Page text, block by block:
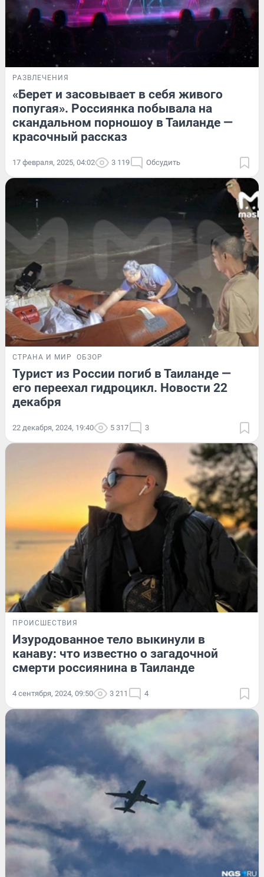
РАЗВЛЕЧЕНИЯ
«Берет и засовывает в себя живого
попугая». Россиянка побывала на
скандальном порношоу в Таиланде —
красочный рассказ
17 февраля, 2025, 04:02 3 119 Обсудить
СТРАНА И МИР ОБЗОР
Турист из России погиб в Таиланде —
его переехал гидроцикл. Новости 22
декабря
22 декабря, 2024, 19:40 5 317 3
ПРОИСШЕСТВИЯ
Изуродованное тело выкинули в
канаву: что известно о загадочной
смерти россиянина в Таиланде
4 сентября, 2024, 09:50 3 211 4